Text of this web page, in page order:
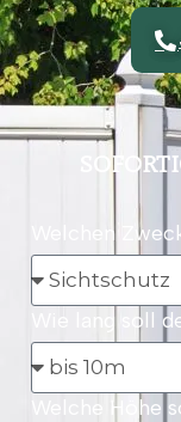
Welchen
Wie lang soll
Welche Höhe